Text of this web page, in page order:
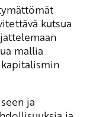
kutsua
mallia
ja